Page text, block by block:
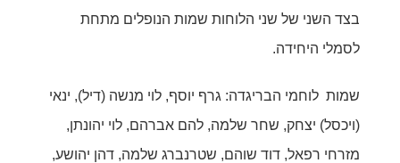
בצד השני של שני הלוחות שמות הנופלים מתחת
לסמלי היחידה.
שמות לוחמי הבריגדה: גרף יוסף, לוי מנשה (דיל), ינאי
(ויכסל) יצחק, שחר שלמה, להם אברהם, לוי יהונתן,
מזרחי רפאל, דוד שוהם, שטרנברג שלמה, דהן יהושע,